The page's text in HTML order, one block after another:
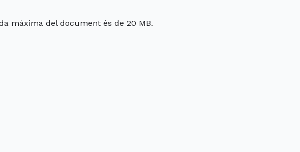
màxima del document és de 20 MB.